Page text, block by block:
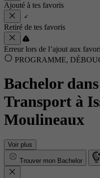
Ajouté à tes favoris
Retiré de tes favoris
Erreur lors de l’ajout aux
PROGRAMME,
Bachelor
Transport à
Moulineaux
Voir plus
Trouver mon Bachelor